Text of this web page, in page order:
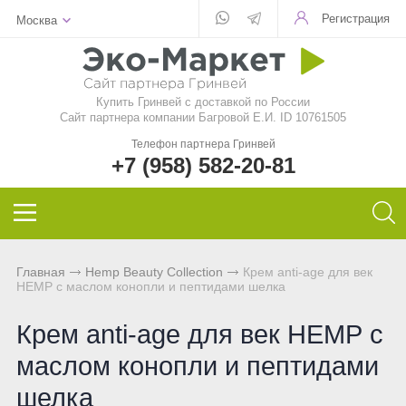
Для стекла
Для посуды
Инволвер
Для чистки зубов
Для очков
Для стирки
Чистящие средства
Текстиль
Кондиционер для волос
Натуральное мыло
Минеральная косметика
Декоративная косметика
Маски и бустер
Кондиционер для волос
Натуральное мыло
Зубная паста и порошок
Спонжи для зубов
Средства женской гигиены
Природный сорбент
Восстанавливающий гель
Фульвовые кислоты
Функциональные напитки
Функциональное питание
Функциональные чаи
Ежедневные чаи
Функциональные напитки
Чай дыхательный
Женский чай
Мужской чай
Aquamagic
Aquamatic
Sharme
Welllab
Hemp
Москва Регистрация
Купить Гринвей c доставкой по России
Сайт партнера компании Багровой Е.И. ID 10761505
Телефон партнера Гринвей
+7 (958) 582-20-81
Главная Hemp Beauty Collection
Крем anti-age для век
НЕМР с маслом конопли и пептидами шелка
Крем anti-age для век НЕМР с
маслом конопли и пептидами
шелка